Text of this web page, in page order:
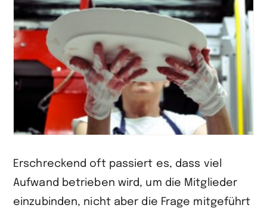
Erschreckend oft passiert es, dass viel
Aufwand betrieben wird, um die Mitglie­der
einzubinden, nicht aber die Frage mitgeführt